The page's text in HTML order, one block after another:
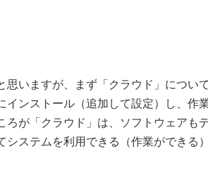
いますが、まず「クラウド」につい
ンストール（追加して設定）し、
が「クラウド」は、ソフトウェアも
ステムを利用できる（作業ができる